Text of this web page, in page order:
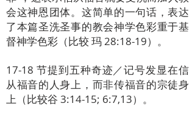
会这神恩团体。这简单的一句话，表达
了本篇圣洗圣事的教会神学色彩重于基
督神学色彩（比较 玛 28:18-19）。
17-18 节提到五种奇迹／记号发显在信
从福音的人身上，而非传福音的宗徒身
上（比较谷 3:14-15; 6:7,13）。